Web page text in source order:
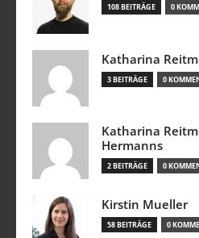
108 BEITRÄGE 0
Katharina
3 BEITRÄGE 0
Katharina
Hermanns
2 BEITRÄGE 0
Kirstin Mueller
58 BEITRÄGE 0